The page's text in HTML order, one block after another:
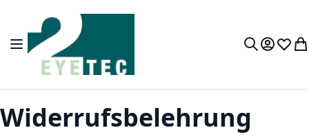
Skip to Content
Toggle Nav My Wish
Widerrufsbelehrung